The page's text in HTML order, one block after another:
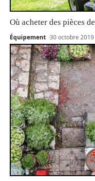
Où acheter des pièces
Équipement 30 octobre 2019